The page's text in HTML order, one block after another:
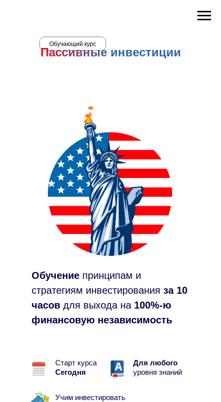
Обучающий курс
Обучение принципам и
стратегиям инвестирования за 10
часов для выхода на 100%-ю
финансовую независимость
Старт курса
Сегодня
Для любого
уровня знаний
Учим инвестировать
Пассивные инвестиции